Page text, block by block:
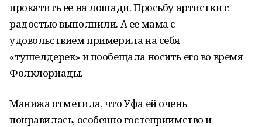
прокатить ее на лошади. Просьбу артистки с
радостью выполнили. А ее мама с
удовольствием примерила на себя
«тушелдерек» и пообещала носить его во время
Фолклориады.
Манижа отметила, что Уфа ей очень
понравилась, особенно гостеприимство и